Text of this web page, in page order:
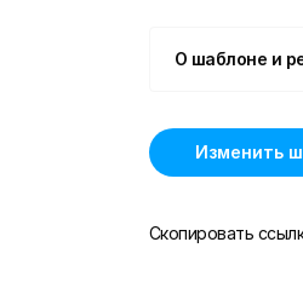
О шаблоне и
Изменить
Скопировать